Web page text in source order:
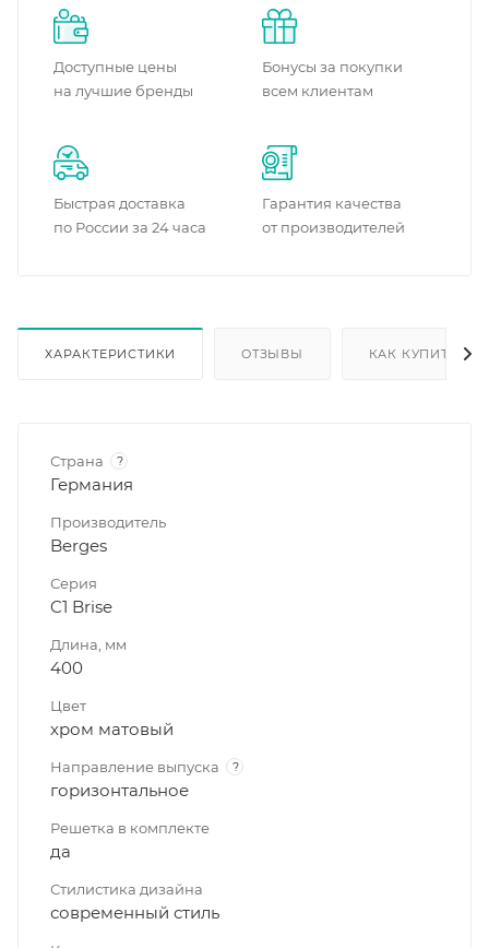
Доступные цены
на лучшие бренды
Бонусы за покупки
всем клиентам
Быстрая доставка
по России за 24 часа
Гарантия качества
от производителей
ХАРАКТЕРИСТИКИ ОТЗЫВЫ КАК КУПИТЬ
Страна ?
Германия
Производитель
Berges
Серия
C1 Brise
Длина, мм
400
Цвет
хром матовый
Направление выпуска ?
горизонтальное
Решетка в комплекте
да
Стилистика дизайна
современный стиль